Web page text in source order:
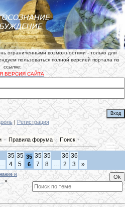
ограниченными возможностями - только для
пользоваться полной версией портала по
ссылке:
ВЕРСИЯ САЙТА
| Регистрация
· Правила форума · Поиск·
…
35
4
35
5
35
6
35
7
35
8
…
36
2
36
3
»
и
»